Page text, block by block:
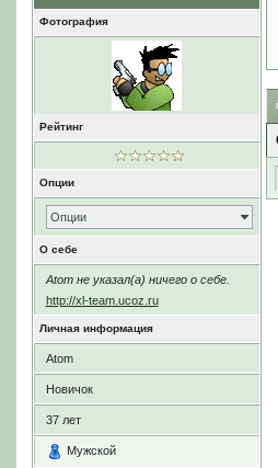
Фотография
Рейтинг
Опции
Опции
О себе
Atom не указал(а) ничего о себе.
http://xl-team.ucoz.ru
Личная информация
Atom
Новичок
37 лет
Мужской